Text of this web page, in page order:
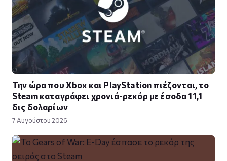
Την ώρα που Xbox και PlayStation πιέζονται, το
Steam καταγράφει χρονιά-ρεκόρ με έσοδα 11,1
δις δολαρίων
7 Αυγούστου 2026